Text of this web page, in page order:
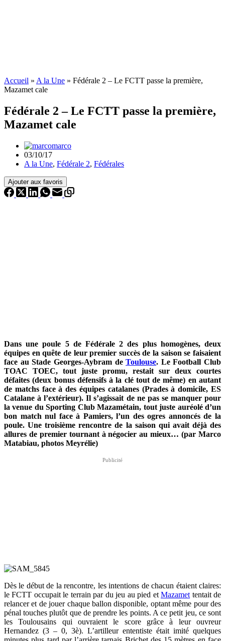
Accueil » A la Une » Fédérale 2 – Le FCTT passe la première,
Mazamet cale
Fédérale 2 – Le FCTT passe la première,
Mazamet cale
marco
03/10/17
A la Une, Fédérale 2, Fédérales
Ajouter aux favoris
Dans une poule 5 de Fédérale 2 des plus homogènes, deux
équipes en quête de leur premier succès de la saison se faisaient
face au Stade Georges-Aybram deToulouse. Le Football Club
TOAC TOEC, tout juste promu, restait sur deux courtes
défaites (deux bonus défensifs à la clé tout de même) en autant
de matchs face à des équipes catalanes (Prades à domicile, ES
Catalane à l’extérieur). Il s’agissait de ne pas se manquer pour
la venue du Sporting Club Mazamétain, tout juste auréolé d’un
bon match nul face à Pamiers, l’un des ogres annoncés de la
poule. Une troisième rencontre de la saison qui avait déjà des
allures de premier tournant à négocier au mieux… (par Marco
Matabiau, photos Meyrélie)
Dès le début de la rencontre, les intentions de chacun étaient claires:
le FCTT occupait le terrain par du jeu au pied etMazamet tentait de
relancer et de jouer chaque ballon disponible, optant même pour des
pénal touches plutôt que de prendre les points. A ce petit jeu, ce sont
les Toulousains qui ouvraient le score grâce à leur ouvreur
Hernandez (3 – 0, 3è). L’artilleur ententiste était imité quelques